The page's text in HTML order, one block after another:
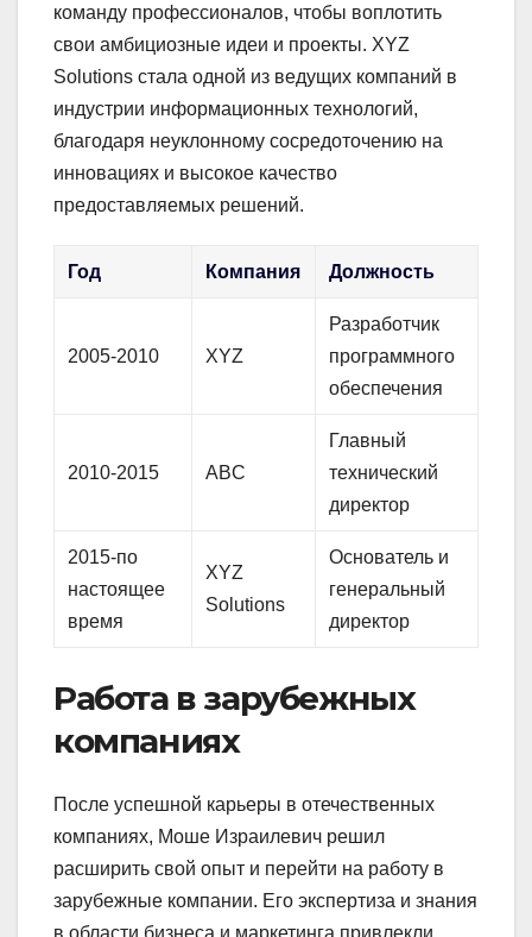
команду профессионалов, чтобы воплотить
свои амбициозные идеи и проекты. XYZ
Solutions стала одной из ведущих компаний в
индустрии информационных технологий,
благодаря неуклонному сосредоточению на
инновациях и высокое качество
предоставляемых решений.
Год Компания Должность
2005-2010 XYZ
Разработчик
программного
обеспечения
2010-2015 ABC
Главный
технический
директор
2015-по
настоящее
время
XYZ
Solutions
Основатель и
генеральный
директор
Работа в зарубежных
компаниях
После успешной карьеры в отечественных
компаниях, Моше Израилевич решил
расширить свой опыт и перейти на работу в
зарубежные компании. Его экспертиза и знания